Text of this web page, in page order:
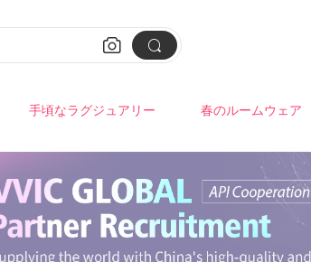
 
手頃なラグジュアリー 春のルームウェア